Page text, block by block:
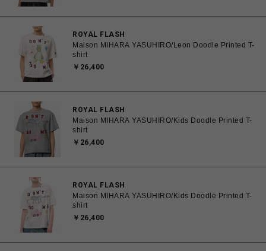
ROYAL FLASH
Maison MIHARA YASUHIRO/Leon Doodle Printed T-
shirt
￥26,400
ROYAL FLASH
Maison MIHARA YASUHIRO/Kids Doodle Printed T-
shirt
￥26,400
ROYAL FLASH
Maison MIHARA YASUHIRO/Kids Doodle Printed T-
shirt
￥26,400